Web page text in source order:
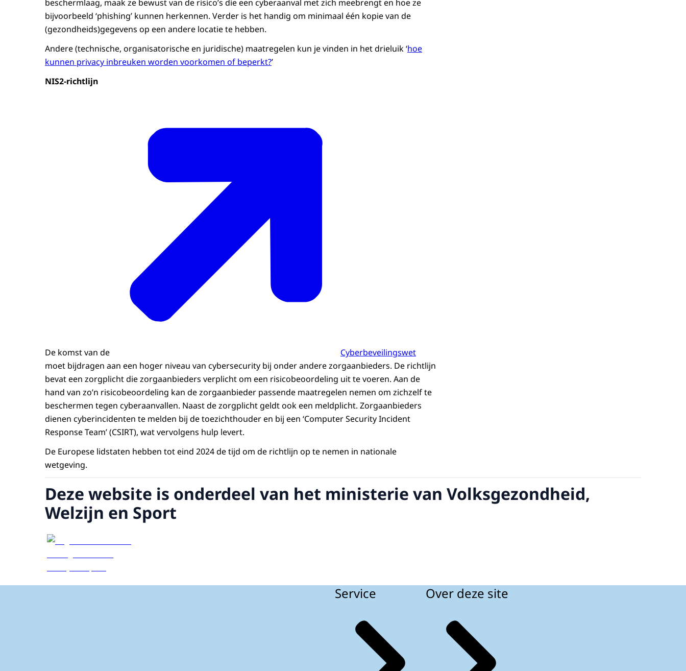
beschermlaag, maak ze bewust van de risico’s die een cyberaanval met zich meebrengt en hoe ze
bijvoorbeeld ‘phishing’ kunnen herkennen. Verder is het handig om minimaal één kopie van de
(gezondheids)gegevens op een andere locatie te hebben.
Andere (technische, organisatorische en juridische) maatregelen kun je vinden in het drieluik ‘hoe
kunnen privacy inbreuken worden voorkomen of beperkt?’
NIS2-richtlijn
De komst van de
Cyberbeveilingswet
moet bijdragen aan een hoger niveau van cybersecurity bij onder andere zorgaanbieders. De richtlijn
bevat een zorgplicht die zorgaanbieders verplicht om een risicobeoordeling uit te voeren. Aan de
hand van zo’n risicobeoordeling kan de zorgaanbieder passende maatregelen nemen om zichzelf te
beschermen tegen cyberaanvallen. Naast de zorgplicht geldt ook een meldplicht. Zorgaanbieders
dienen cyberincidenten te melden bij de toezichthouder en bij een ‘Computer Security Incident
Response Team’ (CSIRT), wat vervolgens hulp levert.
De Europese lidstaten hebben tot eind 2024 de tijd om de richtlijn op te nemen in nationale
wetgeving.
Deze website is onderdeel van het ministerie van Volksgezondheid,
Welzijn en Sport
Service Over deze site